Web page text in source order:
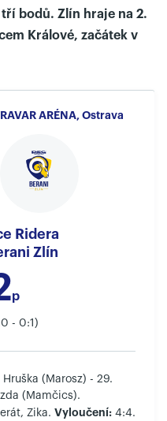
bodů. Zlín hraje na 2.
Králové, začátek v
ARÉNA, Ostrava
Ridera
Zlín
p
- 0:1)
Hruška (Marosz) - 29.
(Mamčics).
Zika. Vyloučení: 4:4.